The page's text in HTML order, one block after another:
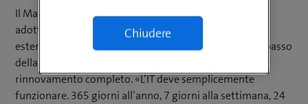
Il Marco Dätwyler Gruppe cresceva, e di pari passo
adottava un server qui, un software lì, tante soluzioni
estemporanee. A un certo punto l’IT non teneva più il passo
della crescita, e la direzione aziendale ha optato per un
rinnovamento completo. «L’IT deve semplicemente
funzionare. 365 giorni all’anno, 7 giorni alla settimana, 24
Chiudere